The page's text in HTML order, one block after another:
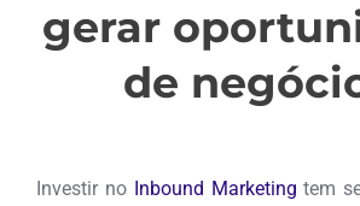
gerar
de
Investir no Inbound Marketing tem